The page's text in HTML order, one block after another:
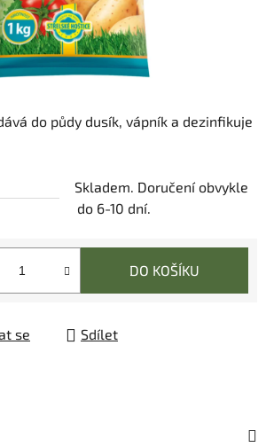
do půdy dusík, vápník a dezinfikuje
Skladem. Doručení obvykle
do 6-10 dní.
DO KOŠÍKU
se Sdílet